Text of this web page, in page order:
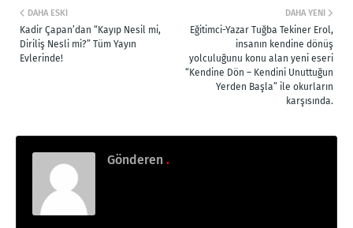
DAHA YENI
Eğitimci-Yazar Tuğba Tekiner Erol,
insanın kendine dönüş
yolculuğunu konu alan yeni eseri
“Kendine Dön – Kendini Unuttuğun
Yerden Başla” ile okurların
karşısında.
DAHA ESKI
Kadir Çapan’dan “Kayıp Nesil mi,
Diriliş Nesli mi?” Tüm Yayın
Evlerinde!
Gönderen .